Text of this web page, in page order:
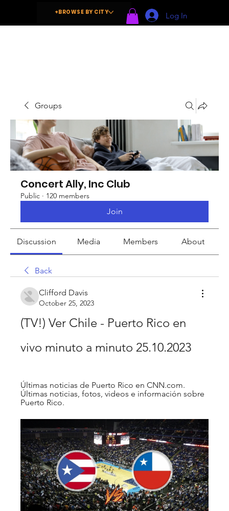
+BROWSE BY CITY Log In
Groups
Concert Ally, Inc Club
Public · 120 members
Join
Discussion Media Members About
Back
Clifford Davis
October 25, 2023
(TV!) Ver Chile - Puerto Rico en
vivo minuto a minuto 25.10.2023
Últimas noticias de Puerto Rico en CNN.com.
Últimas noticias, fotos, videos e información sobre
Puerto Rico.